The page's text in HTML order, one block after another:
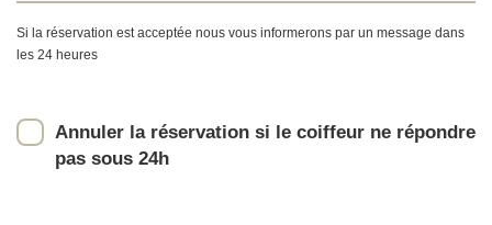
Si la réservation est acceptée nous vous informerons par un message dans
les 24 heures
Annuler la réservation si le coiffeur ne répondre
pas sous 24h